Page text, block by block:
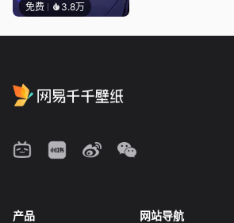
免费 3.8万
产品 网站导航